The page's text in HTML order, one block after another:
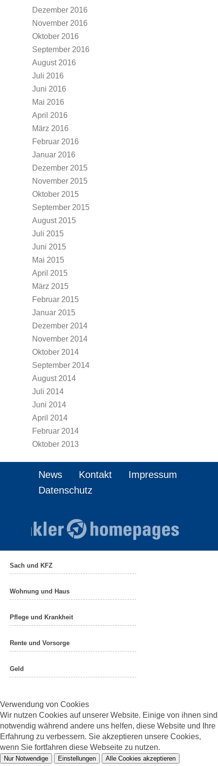
Dezember 2016
November 2016
Oktober 2016
September 2016
August 2016
Juli 2016
Juni 2016
Mai 2016
April 2016
März 2016
Februar 2016
Januar 2016
Dezember 2015
November 2015
Oktober 2015
September 2015
August 2015
Juli 2015
Juni 2015
Mai 2015
April 2015
März 2015
Februar 2015
Januar 2015
Dezember 2014
November 2014
Oktober 2014
September 2014
August 2014
Juli 2014
Juni 2014
April 2014
Februar 2014
Oktober 2013
News Kontakt
Impressum
Datenschutz
Sach und KFZ
Wohnung und Haus
Pflege und Krankheit
Rente und Vorsorge
Geld
Verwendung von Cookies
Wir nutzen Cookies auf unserer Website. Einige von ihnen sind
notwendig während andere uns helfen, diese Website und Ihre
Erfahrung zu verbessern. Sie akzeptieren unsere Cookies,
wenn Sie fortfahren diese Webseite zu nutzen.
Nur Notwendige Einstellungen Alle Cookies akzeptieren